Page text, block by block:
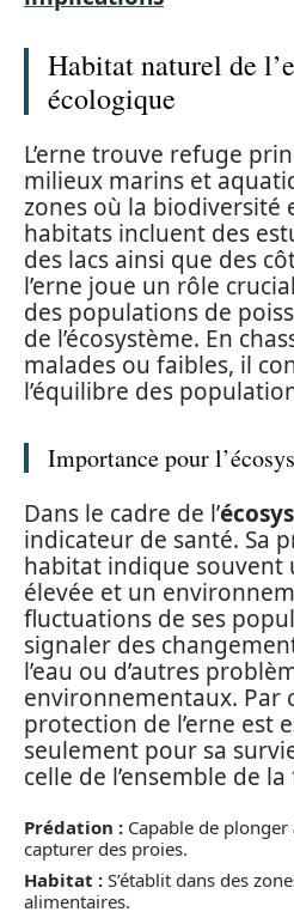
Habitat naturel de
écologique
L’erne trouve refuge
milieux marins et
zones où la biodiversité
habitats incluent des
des lacs ainsi que des
l’erne joue un rôle
des populations de
de l’écosystème. En
malades ou faibles, il
l’équilibre des
Importance pour
Dans le cadre de l’
indicateur de santé. Sa
habitat indique souvent
élevée et un
fluctuations de ses
signaler des
l’eau ou d’autres
environnementaux. Par
protection de l’erne est
seulement pour sa
celle de l’ensemble de
Prédation : Capable de
capturer des proies.
Habitat : S’établit dans des
alimentaires.